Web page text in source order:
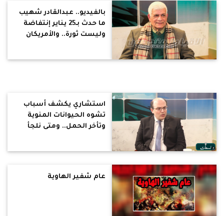
بالفيديو.. عبدالقادر شهيب
ما حدث بـ25 يناير إنتفاضة
وليست ثورة.. والأمريكان
استشاري يكشف أسباب
تشوه الحيوانات المنوية
وتأخر الحمل.. ومتى نلجأ
عام شفير الهاوية